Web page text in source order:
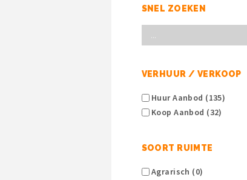
SNEL ZOEKEN
VERHUUR / VERKOOP
Huur Aanbod (135)
Koop Aanbod (32)
SOORT RUIMTE
Agrarisch (0)